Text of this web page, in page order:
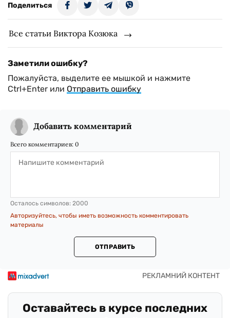
Поделиться
Все статьи Виктора Козюка
Заметили ошибку?
Пожалуйста, выделите ее мышкой и нажмите
Ctrl+Enter или Отправить ошибку
Добавить комментарий
Всего комментариев: 0
Осталось символов: 2000
Авторизуйтесь, чтобы иметь возможность комментировать
материалы
ОТПРАВИТЬ
Оставайтесь в курсе последних